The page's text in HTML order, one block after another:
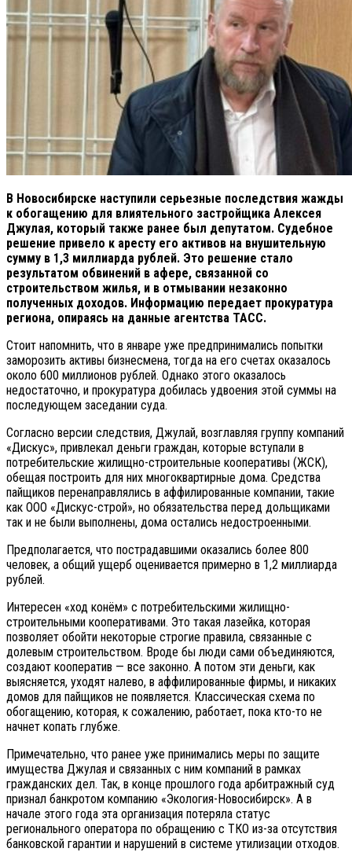
В Новосибирске наступили серьезные последствия жажды
к обогащению для влиятельного застройщика Алексея
Джулая, который также ранее был депутатом. Судебное
решение привело к аресту его активов на внушительную
сумму в 1,3 миллиарда рублей. Это решение стало
результатом обвинений в афере, связанной со
строительством жилья, и в отмывании незаконно
полученных доходов. Информацию передает прокуратура
региона, опираясь на данные агентства ТАСС.
Стоит напомнить, что в январе уже предпринимались попытки
заморозить активы бизнесмена, тогда на его счетах оказалось
около 600 миллионов рублей. Однако этого оказалось
недостаточно, и прокуратура добилась удвоения этой суммы на
последующем заседании суда.
Согласно версии следствия, Джулай, возглавляя группу компаний
«Дискус», привлекал деньги граждан, которые вступали в
потребительские жилищно-строительные кооперативы (ЖСК),
обещая построить для них многоквартирные дома. Средства
пайщиков перенаправлялись в аффилированные компании, такие
как ООО «Дискус-строй», но обязательства перед дольщиками
так и не были выполнены, дома остались недостроенными.
Предполагается, что пострадавшими оказались более 800
человек, а общий ущерб оценивается примерно в 1,2 миллиарда
рублей.
Интересен «ход конём» с потребительскими жилищно-
строительными кооперативами. Это такая лазейка, которая
позволяет обойти некоторые строгие правила, связанные с
долевым строительством. Вроде бы люди сами объединяются,
создают кооператив — все законно. А потом эти деньги, как
выясняется, уходят налево, в аффилированные фирмы, и никаких
домов для пайщиков не появляется. Классическая схема по
обогащению, которая, к сожалению, работает, пока кто-то не
начнет копать глубже.
Примечательно, что ранее уже принимались меры по защите
имущества Джулая и связанных с ним компаний в рамках
гражданских дел. Так, в конце прошлого года арбитражный суд
признал банкротом компанию «Экология-Новосибирск». А в
начале этого года эта организация потеряла статус
регионального оператора по обращению с ТКО из-за отсутствия
банковской гарантии и нарушений в системе утилизации отходов.